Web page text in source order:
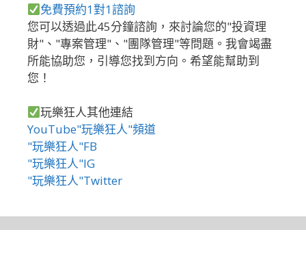
免費預約1對1諮詢
您可以透過此45分鐘諮詢，來討論您的"投資理
財"、"專案管理"、"團隊管理"等問題。我會竭盡
所能協助您，引導您找到方向。希望能幫助到
您！
玩樂狂人其他連結
YouTube"玩樂狂人"頻道
"玩樂狂人"FB
"玩樂狂人"IG
"玩樂狂人"Twitter